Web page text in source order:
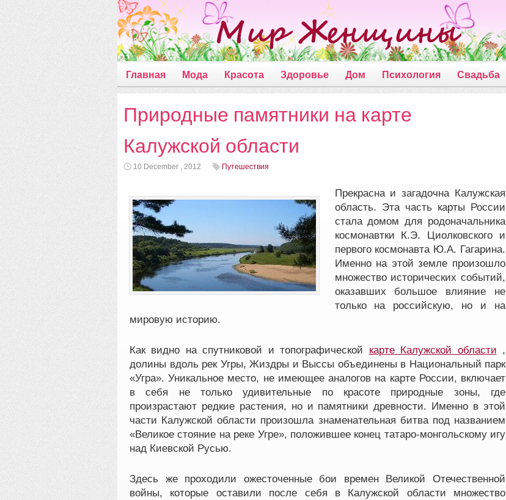
Главная Мода Красота Здоровье Дом Психология Свадьба
Природные памятники на карте
Калужской области
10 December , 2012 Путешествия
Прекрасна и загадочна Калужская
область. Эта часть карты России
стала домом для родоначальника
космонавтки К.Э. Циолковского и
первого космонавта Ю.А. Гагарина.
Именно на этой земле произошло
множество исторических событий,
оказавших большое влияние не
только на российскую, но и на
мировую историю.
Как видно на спутниковой и топографической карте Калужской области ,
долины вдоль рек Угры, Жиздры и Выссы объединены в Национальный парк
«Угра». Уникальное место, не имеющее аналогов на карте России, включает
в себя не только удивительные по красоте природные зоны, где
произрастают редкие растения, но и памятники древности. Именно в этой
части Калужской области произошла знаменательная битва под названием
«Великое стояние на реке Угре», положившее конец татаро-монгольскому игу
над Киевской Русью.
Здесь же проходили ожесточенные бои времен Великой Отечественной
войны, которые оставили после себя в Калужской области множество